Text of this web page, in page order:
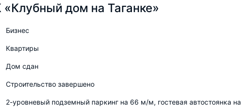
дом на Таганке»
Бизнес
Квартиры
Дом сдан
Строительство завершено
2-уровневый подземный паркинг на 66 м/м, гостевая автостоянка на